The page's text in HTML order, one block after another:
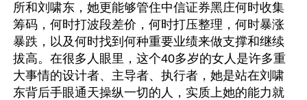
所和刘啸东，她更能够管住中信证券黑庄何时收集
筹码，何时打波段差价，何时打压整理，何时暴涨
暴跌，以及何时找到何种重要业绩来做支撑和继续
拔高。在很多人眼里，这个40多岁的女人是许多重
大事情的设计者、主导者、执行者，她是站在刘啸
东背后手眼通天操纵一切的人，实质上她的能力就